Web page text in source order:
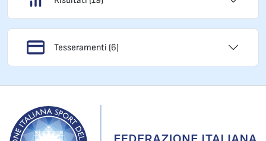
Tesseramenti (6)